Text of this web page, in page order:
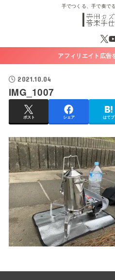
手でつくる、手で奏で
アフィリエイト広告
2021.10.04
IMG_1007
ポスト シェア はてブ